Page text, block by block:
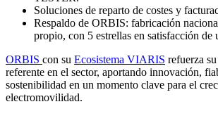
Soluciones de reparto de costes y
Respaldo de ORBIS: fabricación
propio, con 5 estrellas en satisfacción de
ORBIS con su Ecosistema VIARIS refuerza
referente en el sector, aportando innovación,
sostenibilidad en un momento clave para el
electromovilidad.